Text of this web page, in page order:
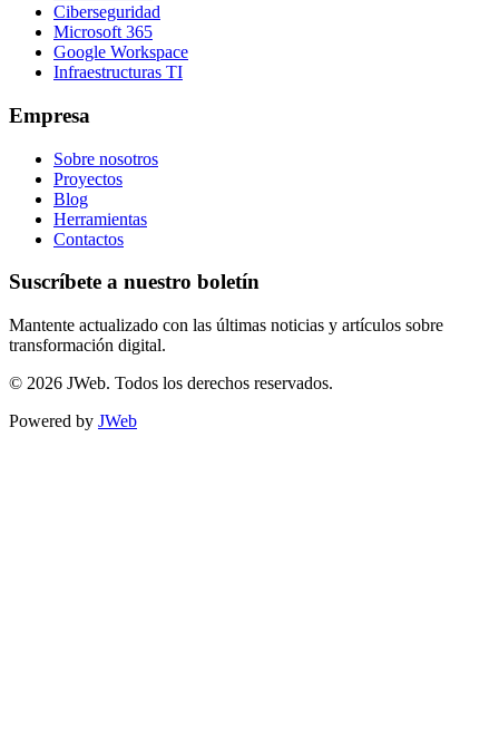
Ciberseguridad
Microsoft 365
Google Workspace
Infraestructuras TI
Empresa
Sobre nosotros
Proyectos
Blog
Herramientas
Contactos
Suscríbete a nuestro boletín
Mantente actualizado con las últimas noticias y artículos sobre
transformación digital.
© 2026 JWeb. Todos los derechos reservados.
Powered by JWeb